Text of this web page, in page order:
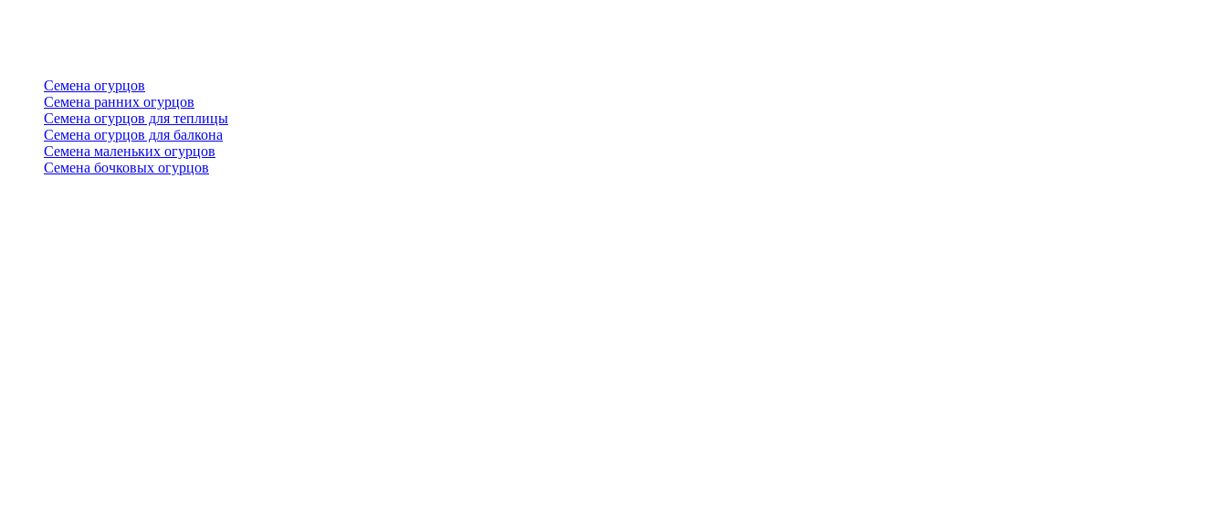
Семена огурцов
Семена ранних огурцов
Семена огурцов для теплицы
Семена огурцов для балкона
Семена маленьких огурцов
Семена бочковых огурцов